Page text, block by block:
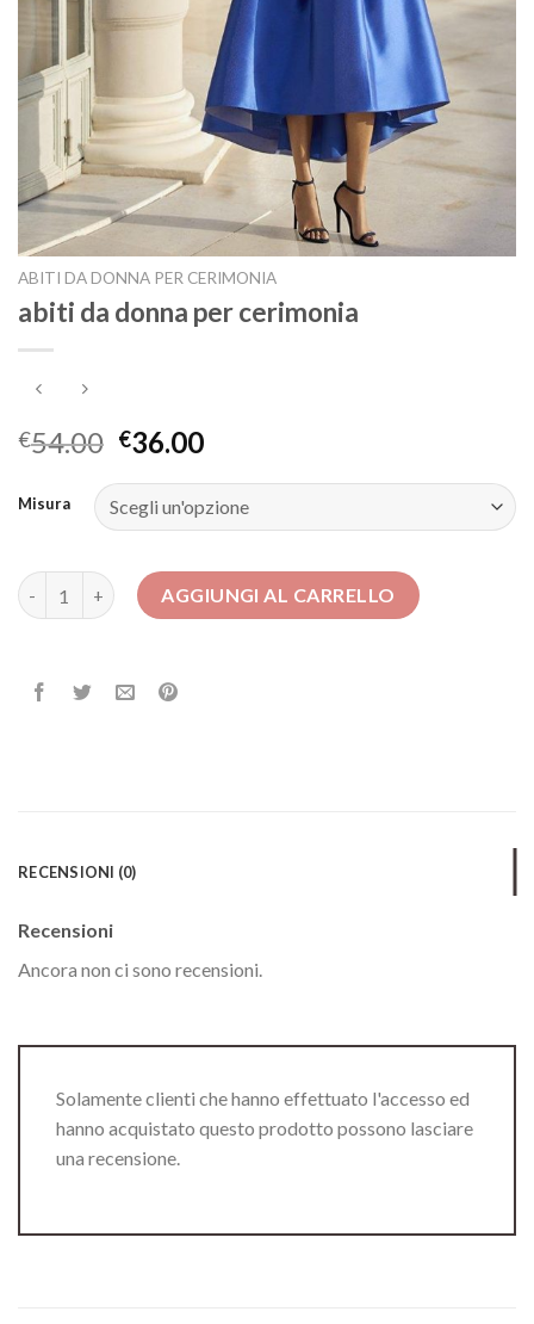
ABITI DA DONNA PER CERIMONIA
abiti da donna per cerimonia
€54.00 €36.00
Misura
abiti da donna per cerimonia quantità
AGGIUNGI AL CARRELLO
RECENSIONI (0)
Recensioni
Ancora non ci sono recensioni.
Solamente clienti che hanno effettuato l'accesso ed
hanno acquistato questo prodotto possono lasciare
una recensione.